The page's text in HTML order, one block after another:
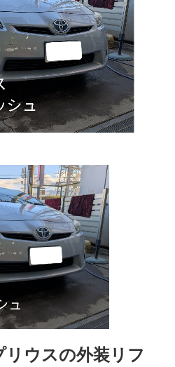
リウスの外装リフ